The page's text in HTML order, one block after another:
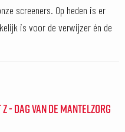
screeners. Op heden is er
is voor de verwijzer én de
- DAG VAN DE MANTELZORG